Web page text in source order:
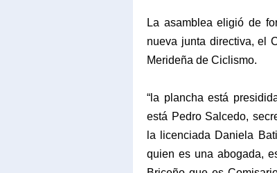
La asamblea eligió de
nueva junta directiva, el
Merideña de Ciclismo.
“la plancha está
está Pedro Salcedo,
la licenciada Daniela
quien es una abogada,